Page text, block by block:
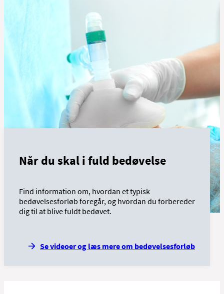
Når du skal i fuld bedøvelse
Find information om, hvordan et typisk
bedøvelsesforløb foregår, og hvordan du forbereder
dig til at blive fuldt bedøvet.
Se videoer og læs mere om bedøvelsesforløb